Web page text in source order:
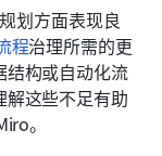
划方面表现良
程治理所需的更
结构或自动化流
这些不足有助
。